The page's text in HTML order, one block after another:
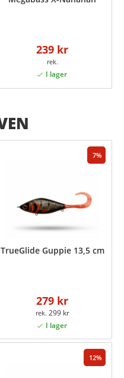
239 kr
7
TrueGlide Guppie 13,5 cm
279 kr
299 kr
12